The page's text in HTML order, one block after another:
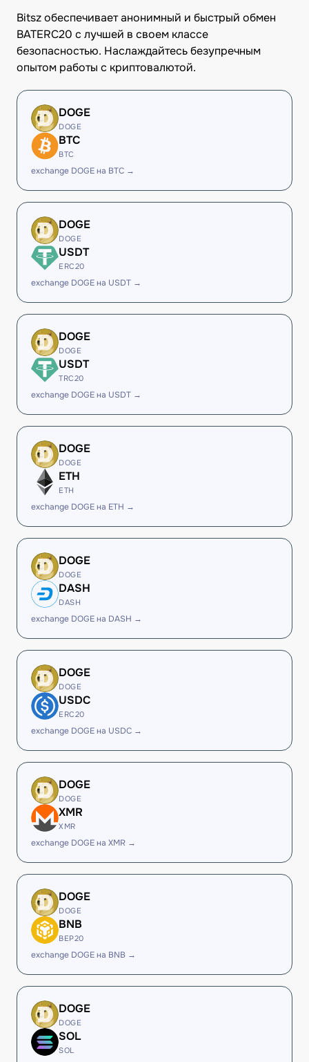
Bitsz обеспечивает анонимный и быстрый обмен
BATERC20 с лучшей в своем классе
безопасностью. Наслаждайтесь безупречным
опытом работы с криптовалютой.
DOGE
DOGE
BTC
BTC
exchange DOGE на BTC →
DOGE
DOGE
USDT
ERC20
exchange DOGE на USDT →
DOGE
DOGE
USDT
TRC20
exchange DOGE на USDT →
DOGE
DOGE
ETH
ETH
exchange DOGE на ETH →
DOGE
DOGE
DASH
DASH
exchange DOGE на DASH →
DOGE
DOGE
USDC
ERC20
exchange DOGE на USDC →
DOGE
DOGE
XMR
XMR
exchange DOGE на XMR →
DOGE
DOGE
BNB
BEP20
exchange DOGE на BNB →
DOGE
DOGE
SOL
SOL